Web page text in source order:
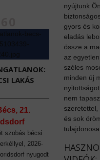
LAKÁS
21.
szobás bécsi
2026-
nyugodt
nyújtunk
gyors és
eladás
össze a
az
széles
minden új
nem
szeretettel,
és sok